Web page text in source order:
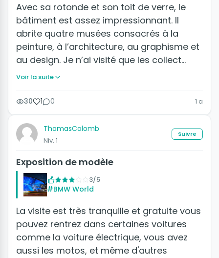
Avec sa rotonde et son toit de verre, le
bâtiment est assez impressionnant. Il
abrite quatre musées consacrés à la
peinture, à l’architecture, au graphisme et
au design. Je n’ai visité que les collect…
Voir la suite
30 1 0 1 a
ThomasColomb
Niv. 1
Suivre
Exposition de modèle
3/5
#BMW World
La visite est très tranquille et gratuite vous
pouvez rentrez dans certaines voitures
comme la voiture électrique, vous avez
aussi les motos, et même d'autres